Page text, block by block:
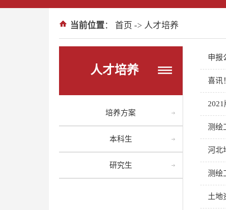
当前位置： 首页 -> 人才培养
人才培养
培养方案
本科生
研究生
申报
喜讯
测绘
河北
测绘
土地